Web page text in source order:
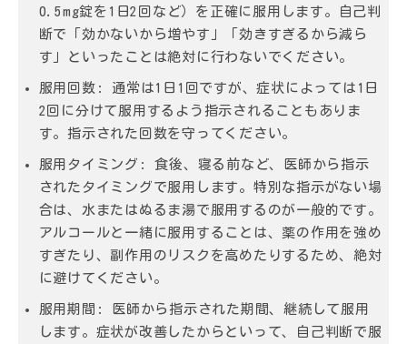
0.5mg錠を1日2回など）を正確に服用します。自己判
断で「効かないから増やす」「効きすぎるから減ら
す」といったことは絶対に行わないでください。
服用回数:
通常は1日1回ですが、症状によっては1日
2回に分けて服用するよう指示されることもありま
す。指示された回数を守ってください。
服用タイミング:
食後、寝る前など、医師から指示
されたタイミングで服用します。特別な指示がない場
合は、水またはぬるま湯で服用するのが一般的です。
アルコールと一緒に服用することは、薬の作用を強め
すぎたり、副作用のリスクを高めたりするため、絶対
に避けてください。
服用期間:
医師から指示された期間、継続して服用
します。症状が改善したからといって、自己判断で服